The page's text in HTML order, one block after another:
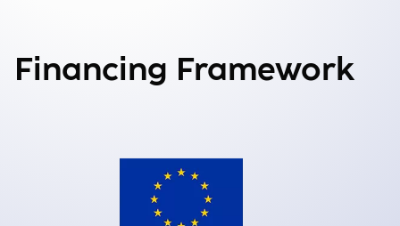
Financing Framework